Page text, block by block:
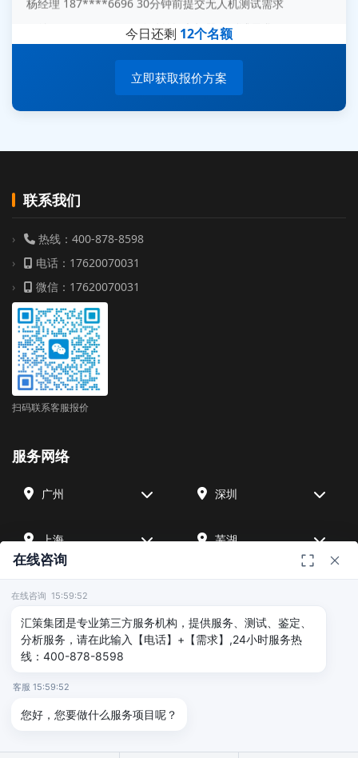
今日还剩 12个名额
立即获取报价方案
联系我们
热线：400-878-8598
电话：17620070031
微信：17620070031
扫码联系客服报价
服务网络
广州 深圳
上海 芜湖
北京 武汉
友情链接
广州海沣检测 汇策可靠性检测
在线咨询
在线咨询 15:59:52
汇策集团是专业第三方服务机构，提供服务、测试、鉴定、
分析服务，请在此输入【电话】+【需求】,24小时服务热
线：400-878-8598
客服 15:59:52
您好，您要做什么服务项目呢？